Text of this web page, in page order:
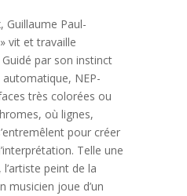
Guillaume Paul-
vit et travaille
par son instinct
automatique, NEP-
très colorées ou
où lignes,
pour créer
Telle une
peint de la
musicien joue d’un